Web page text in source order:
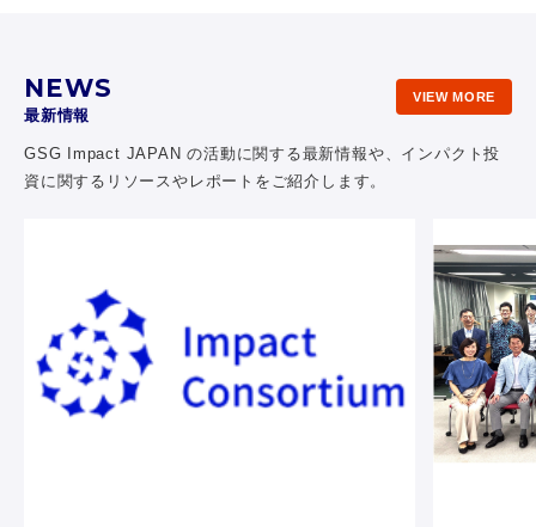
NEWS
最新情報
GSG Impact JAPAN の活動に関する最新情報や、 インパクト投
資に関するリソースやレポートをご紹介します。
VIEW MORE